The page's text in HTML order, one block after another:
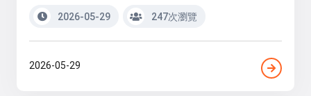
2026-05-29 247次瀏覽
2026-05-29